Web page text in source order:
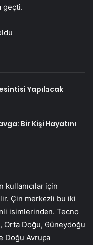
geçti.
Yapılacak
Bir Kişi Hayatını
için
Çin merkezli bu iki
isimlerinden. Tecno
Orta Doğu, Güneydoğu
Doğu Avrupa